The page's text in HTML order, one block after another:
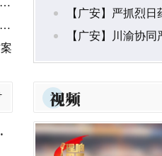
启幕
【广安】严抓烈日药品管控 守护群众用药安
【广安】川渝协同严监管 跨区联动保安全——
视频